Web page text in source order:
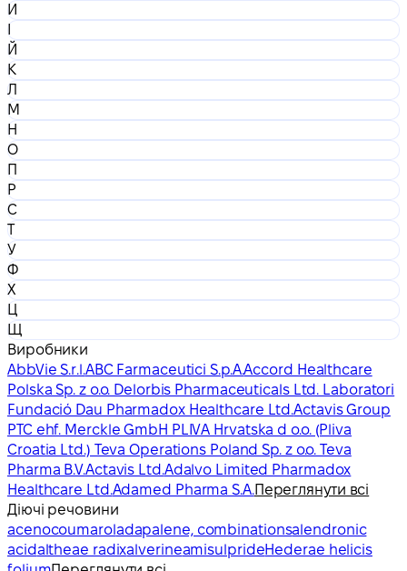
И
І
Й
К
Л
М
Н
О
П
Р
С
Т
У
Ф
Х
Ц
Щ
Виробники
AbbVie S.r.l.ABC Farmaceutici S.p.A.Accord Healthcare
Polska Sp. z o.o. Delorbis Pharmaceuticals Ltd. Laboratori
Fundació Dau Pharmadox Healthcare Ltd.Actavis Group
PTC ehf. Merckle GmbH PLIVA Hrvatska d o.o. (Pliva
Croatia Ltd.) Teva Operations Poland Sp. z o.o. Teva
Pharma B.V.Actavis Ltd.Adalvo Limited Pharmadox
Healthcare Ltd.Adamed Pharma S.A.Переглянути всі
Діючі речовини
acenocoumaroladapalene, combinationsalendronic
acidaltheae radixalverineamisulprideHederae helicis